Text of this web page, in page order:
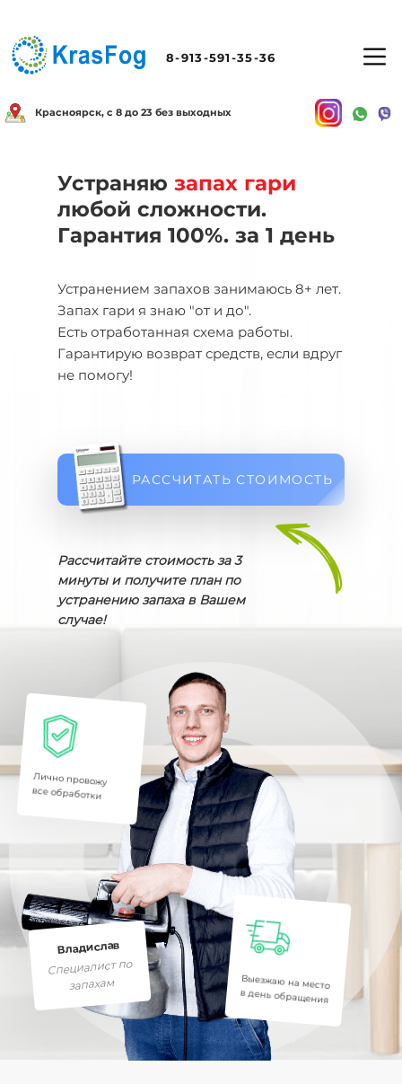
8-913-591-35-36
Красноярск, с 8 до 23 без выходных
Устраняю запах гари
любой сложности.
Гарантия 100%. за 1 день
Устранением запахов занимаюсь 8+ лет.
Запах гари я знаю "от и до".
Есть отработанная схема работы.
Гарантирую возврат средств, если вдруг
не помогу!
РАССЧИТАТЬ СТОИМОСТЬ
Лично провожу
все обработки
Выезжаю на место
в день обращения
Рассчитайте стоимость за 3
минуты и получите план по
устранению запаха в Вашем
случае!
Владислав
Специалист по
запахам